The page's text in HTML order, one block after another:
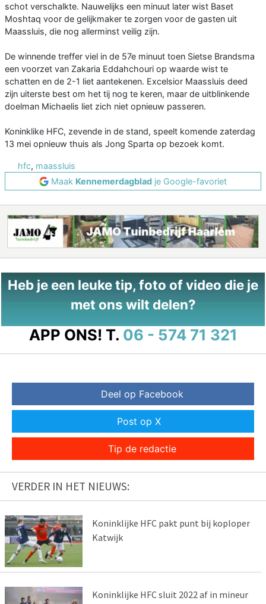
schot verschalkte. Nauwelijks een minuut later wist Baset
Moshtaq voor de gelijkmaker te zorgen voor de gasten uit
Maassluis, die nog allerminst veilig zijn.
De winnende treffer viel in de 57e minuut toen Sietse Brandsma
een voorzet van Zakaria Eddahchouri op waarde wist te
schatten en de 2-1 liet aantekenen. Excelsior Maassluis deed
zijn uiterste best om het tij nog te keren, maar de uitblinkende
doelman Michaelis liet zich niet opnieuw passeren.
Koninklike HFC, zevende in de stand, speelt komende zaterdag
13 mei opnieuw thuis als Jong Sparta op bezoek komt.
hfc, maassluis
Maak Kennemerdagblad je Google-favoriet
Heb je een leuke tip, foto of video die je
met ons wilt delen?
APP ONS! T. 06 - 574 71 321
Deel op Facebook
Post op X
Tip de redactie
VERDER IN HET NIEUWS:
Koninklijke HFC pakt punt bij koploper
Katwijk
Koninklijke HFC sluit 2022 af in mineur